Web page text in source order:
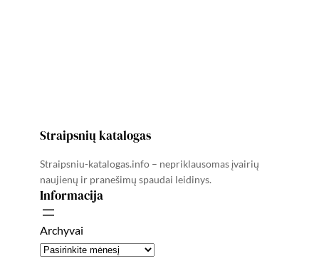
Straipsnių katalogas
Straipsniu-katalogas.info – nepriklausomas įvairių
naujienų ir pranešimų spaudai leidinys.
Informacija
Archyvai